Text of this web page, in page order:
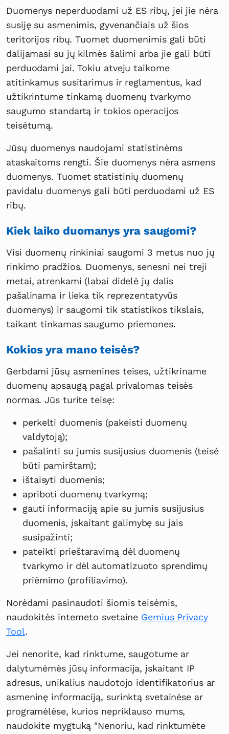
Duomenys neperduodami už ES ribų, jei jie nėra
susiję su asmenimis, gyvenančiais už šios
teritorijos ribų. Tuomet duomenimis gali būti
dalijamasi su jų kilmės šalimi arba jie gali būti
perduodami jai. Tokiu atveju taikome
atitinkamus susitarimus ir reglamentus, kad
užtikrintume tinkamą duomenų tvarkymo
saugumo standartą ir tokios operacijos
teisėtumą.
Jūsų duomenys naudojami statistinėms
ataskaitoms rengti. Šie duomenys nėra asmens
duomenys. Tuomet statistinių duomenų
pavidalu duomenys gali būti perduodami už ES
ribų.
Kiek laiko duomanys yra saugomi?
Visi duomenų rinkiniai saugomi 3 metus nuo jų
rinkimo pradžios. Duomenys, senesni nei treji
metai, atrenkami (labai didelė jų dalis
pašalinama ir lieka tik reprezentatyvūs
duomenys) ir saugomi tik statistikos tikslais,
taikant tinkamas saugumo priemones.
Kokios yra mano teisės?
Gerbdami jūsų asmenines teises, užtikriname
duomenų apsaugą pagal privalomas teisės
normas. Jūs turite teisę:
perkelti duomenis (pakeisti duomenų
valdytoją);
pašalinti su jumis susijusius duomenis (teisė
būti pamirštam);
ištaisyti duomenis;
apriboti duomenų tvarkymą;
gauti informaciją apie su jumis susijusius
duomenis, įskaitant galimybę su jais
susipažinti;
pateikti prieštaravimą dėl duomenų
tvarkymo ir dėl automatizuoto sprendimų
priėmimo (profiliavimo).
Norėdami pasinaudoti šiomis teisėmis,
naudokitės interneto svetaine Gemius Privacy
Tool.
Jei nenorite, kad rinktume, saugotume ar
dalytumėmės jūsų informacija, įskaitant IP
adresus, unikalius naudotojo identifikatorius ar
asmeninę informaciją, surinktą svetainėse ar
programėlėse, kurios nepriklauso mums,
naudokite mygtuką "Nenoriu, kad rinktumėte